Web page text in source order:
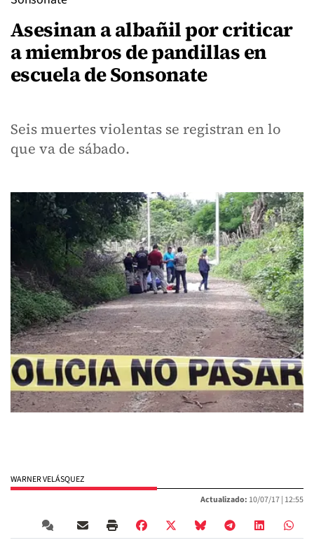
Asesinan a albañil por criticar
a miembros de pandillas en
escuela de Sonsonate
Seis muertes violentas se registran en lo
que va de sábado.
WARNER VELÁSQUEZ
Actualizado: 10/07/17 | 12:55